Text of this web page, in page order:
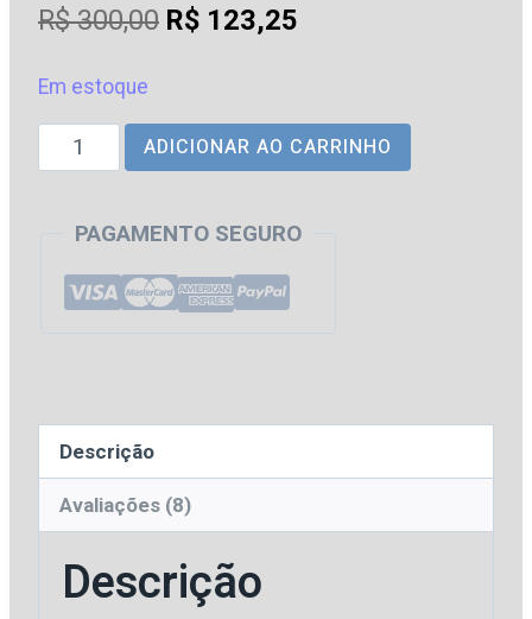
4.63de
5, com
em
de clientes
R$300,00 O
era:
R$ 123,25
é:
Em estoque
Direito
Civil
Concursos
com
Daniel
RJ
Plus
quantidade
ADICIONAR AO CARRINHO
PAGAMENTO SEGURO
Descrição
Avaliações (8)
Descrição